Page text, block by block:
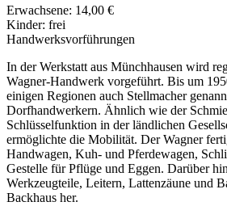
Erwachsene: 14,00 €
Kinder: frei
Handwerksvorführungen
In der Werkstatt aus Münchhausen wird
Wagner-Handwerk vorgeführt. Bis um
einigen Regionen auch Stellmacher
Dorfhandwerkern. Ähnlich wie der
Schlüsselfunktion in der ländlichen
ermöglichte die Mobilität. Der Wagner
Handwagen, Kuh- und Pferdewagen,
Gestelle für Pflüge und Eggen. Darüber
Werkzeugteile, Leitern, Lattenzäune und
Backhaus her.